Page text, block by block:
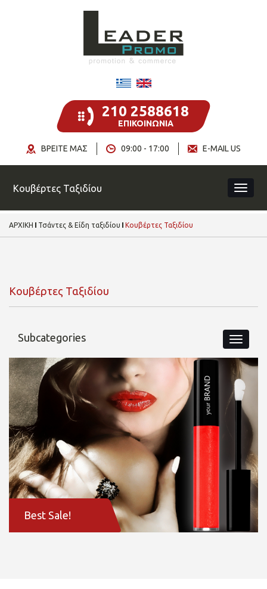
210 2588618
ΕΠΙΚΟΙΝΩΝΙΑ
E-MAIL US
09:00 - 17:00
ΒΡΕΙΤΕ ΜΑΣ
Κουβέρτες Ταξιδίου
ΑΡΧΙΚΗ Τσάντες & Είδη ταξιδίου Κουβέρτες Ταξιδίου
Κουβέρτες Ταξιδίου
Subcategories
Best Sale!